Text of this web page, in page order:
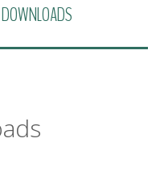
DOWNLOADS